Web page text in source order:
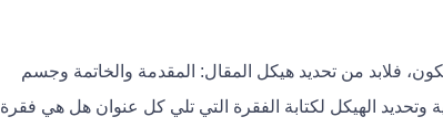
فلابد من تحديد هيكل المقال: المقدمة والخاتمة وجسم
وتحديد الهيكل لكتابة الفقرة التي تلي كل عنوان هل هي فقرة